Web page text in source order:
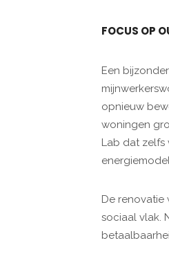
FOCUS OP
Een
opnieuw
woningen
Lab dat zelfs
De
sociaal vlak.